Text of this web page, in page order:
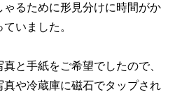
るために形見分けに時間がか
いました。
と手紙をご希望でしたので、
や冷蔵庫に磁石でタップされ